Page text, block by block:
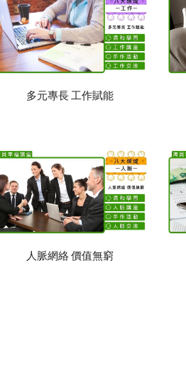
多元專長 工作賦能
人脈網絡 價值無窮